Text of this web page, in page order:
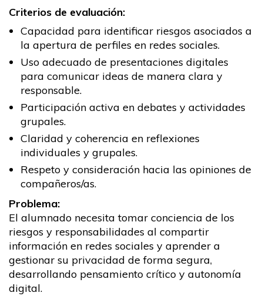
Criterios de evaluación:
Capacidad para identificar riesgos asociados a
la apertura de perfiles en redes sociales.
Uso adecuado de presentaciones digitales
para comunicar ideas de manera clara y
responsable.
Participación activa en debates y actividades
grupales.
Claridad y coherencia en reflexiones
individuales y grupales.
Respeto y consideración hacia las opiniones de
compañeros/as.
Problema:
El alumnado necesita tomar conciencia de los
riesgos y responsabilidades al compartir
información en redes sociales y aprender a
gestionar su privacidad de forma segura,
desarrollando pensamiento crítico y autonomía
digital.